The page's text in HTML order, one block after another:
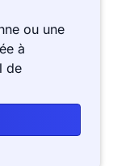
ou une
à
de